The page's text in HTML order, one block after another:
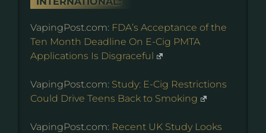
VapingPost.com: FDA’s Acceptance of the
Ten Month Deadline On E-Cig PMTA
Applications Is Disgraceful
VapingPost.com: Study: E-Cig Restrictions
Could Drive Teens Back to Smoking
VapingPost.com: Recent UK Study Looks